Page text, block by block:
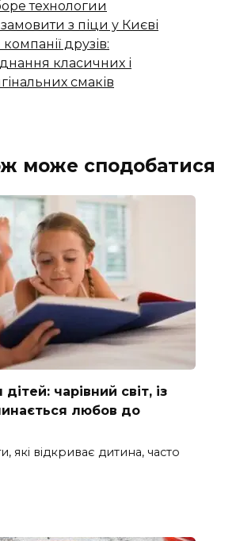
технологии
з піци у Києві
друзів:
класичних і
смаків
може сподобатися
чарівний світ, із
любов до
які відкриває дитина, часто